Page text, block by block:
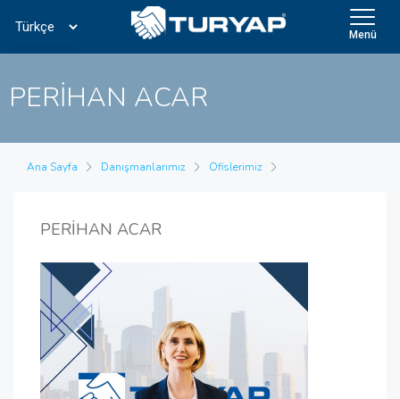
Menü
PERİHAN ACAR
Ana Sayfa Danışmanlarımız Ofislerimiz
PERİHAN ACAR